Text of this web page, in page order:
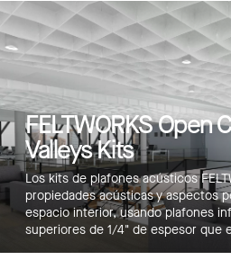
FELTWORKS Open
Valleys Kits
Los kits de plafones acústicos
propiedades acústicas y aspectos
espacio interior, usando plafones
superiores de 1/4" de espesor que